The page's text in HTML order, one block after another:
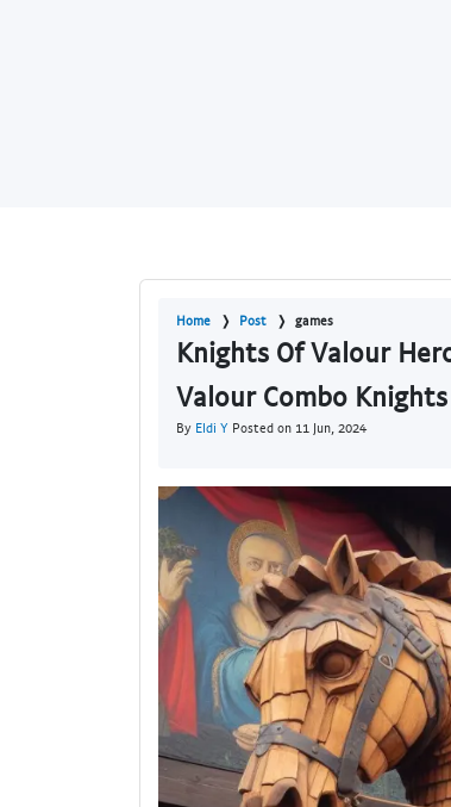
Home Post games
Knights Of Valour
Valour Combo
By Eldi Y Posted on 11 Jun, 2024